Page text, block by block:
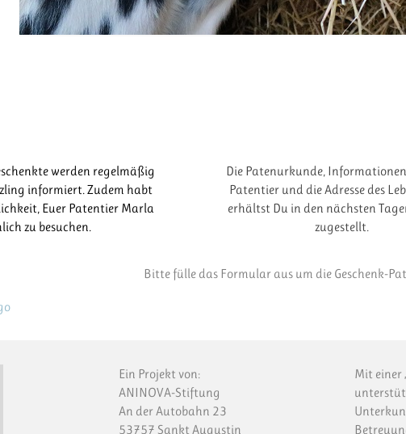
werden regelmäßig
informiert. Zudem habt
Euer Patentier Marla
zu besuchen.
Die Patenurkunde,
Patentier und die Adresse des
erhältst Du in den nächsten
zugestellt.
Bitte fülle das Formular aus um die Geschenk-
Ein Projekt von:
ANINOVA-Stiftung
An der Autobahn 23
53757 Sankt Augustin
Mit einer